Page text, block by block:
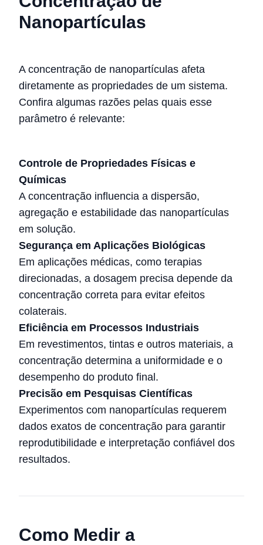
Nanopartículas
A concentração de nanopartículas afeta
diretamente as propriedades de um sistema.
Confira algumas razões pelas quais esse
parâmetro é relevante:
Controle de Propriedades Físicas e
Químicas
A concentração influencia a dispersão,
agregação e estabilidade das nanopartículas
em solução.
Segurança em Aplicações Biológicas
Em aplicações médicas, como terapias
direcionadas, a dosagem precisa depende da
concentração correta para evitar efeitos
colaterais.
Eficiência em Processos Industriais
Em revestimentos, tintas e outros materiais, a
concentração determina a uniformidade e o
desempenho do produto final.
Precisão em Pesquisas Científicas
Experimentos com nanopartículas requerem
dados exatos de concentração para garantir
reprodutibilidade e interpretação confiável dos
resultados.
Como Medir a